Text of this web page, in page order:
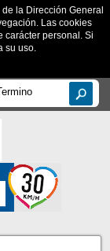
la Dirección General
Las cookies
carácter personal. Si
su uso.